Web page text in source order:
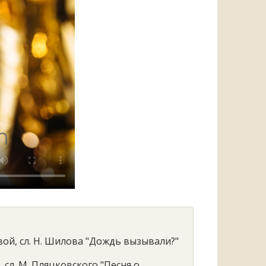
сл. Н. Шилова "Дождь вызывали?"